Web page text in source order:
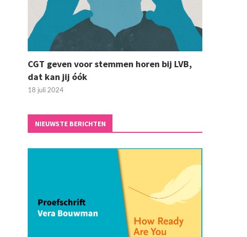
CGT geven voor stemmen horen bij LVB,
dat kan jij óók
18 juli 2024
NIEUWSTE BERICHTEN